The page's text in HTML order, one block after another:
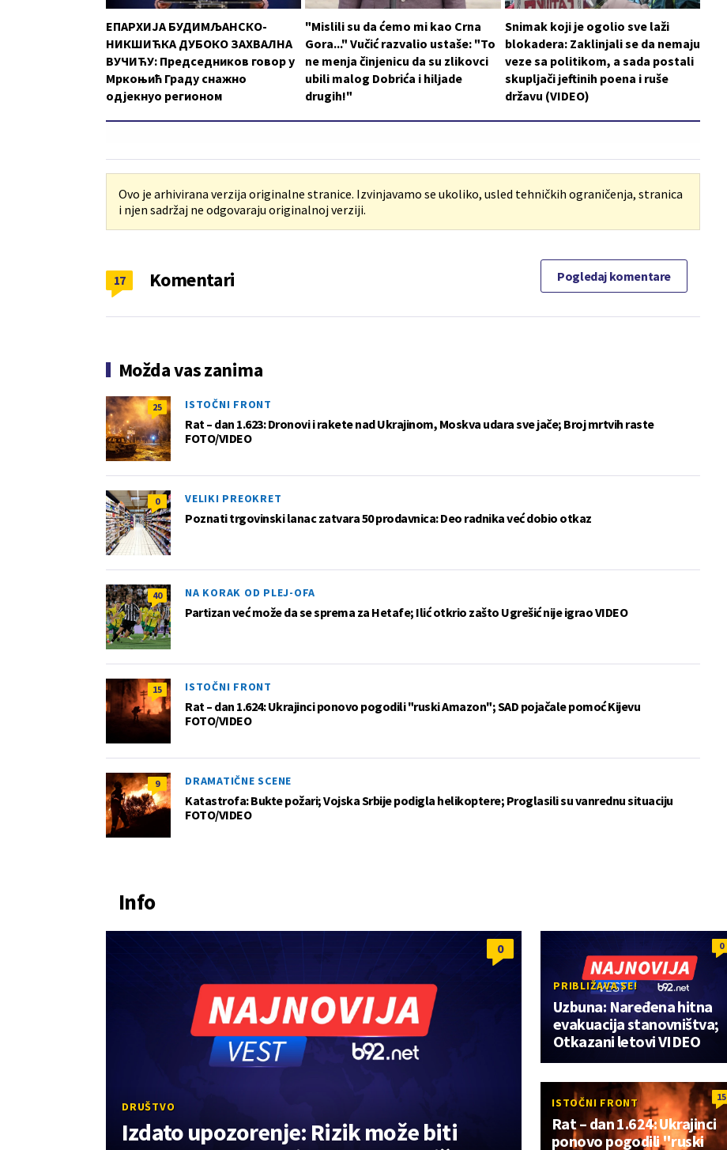
ЕПАРХИЈА БУДИМЉАНСКО-
НИКШИЋКА ДУБОКО ЗАХВАЛНА
ВУЧИЋУ: Председников говор у
Мркоњић Граду снажно
одјекнуо регионом
"Mislili su da ćemo mi kao Crna
Gora..." Vučić razvalio ustaše: "To
ne menja činjenicu da su zlikovci
ubili malog Dobrića i hiljade
drugih!"
Snimak koji je ogolio sve laži
blokadera: Zaklinjali se da nemaju
veze sa politikom, a sada postali
skupljači jeftinih poena i ruše
državu (VIDEO)
Ovo je arhivirana verzija originalne stranice. Izvinjavamo se ukoliko, usled tehničkih ograničenja, stranica
i njen sadržaj ne odgovaraju originalnoj verziji.
Komentari
17 Pogledaj komentare
Možda vas zanima
25 ISTOČNI FRONT
Rat – dan 1.623: Dronovi i rakete nad Ukrajinom, Moskva udara sve jače; Broj mrtvih raste
FOTO/VIDEO
0 VELIKI PREOKRET
Poznati trgovinski lanac zatvara 50 prodavnica: Deo radnika već dobio otkaz
40 NA KORAK OD PLEJ-OFA
Partizan već može da se sprema za Hetafe; Ilić otkrio zašto Ugrešić nije igrao VIDEO
15 ISTOČNI FRONT
Rat – dan 1.624: Ukrajinci ponovo pogodili "ruski Amazon"; SAD pojačale pomoć Kijevu
FOTO/VIDEO
9 DRAMATIČNE SCENE
Katastrofa: Bukte požari; Vojska Srbije podigla helikoptere; Proglasili su vanrednu situaciju
FOTO/VIDEO
Info
0
DRUŠTVO
Izdato upozorenje: Rizik može biti
0
PRIBLIŽAVA SE!
Uzbuna: Naređena hitna
evakuacija stanovništva;
Otkazani letovi VIDEO
15
ISTOČNI FRONT
Rat – dan 1.624: Ukrajinci
ponovo pogodili "ruski